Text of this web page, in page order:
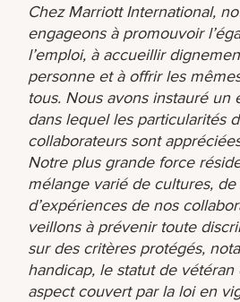
Chez Marriott International,
engageons à promouvoir
l’emploi, à accueillir
personne et à offrir les
tous. Nous avons instauré un
dans lequel les particularités
collaborateurs sont
Notre plus grande force
mélange varié de cultures,
d’expériences de nos
veillons à prévenir toute
sur des critères protégés,
handicap, le statut de
aspect couvert par la loi en